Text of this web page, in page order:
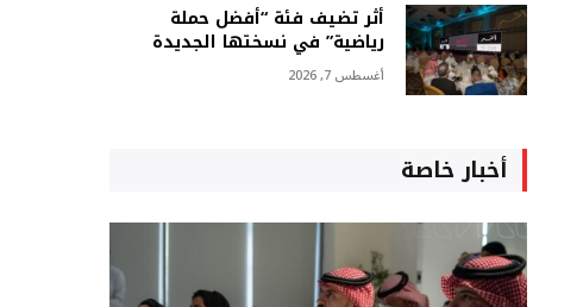
أثر تضيف فئة “أفضل حملة
رياضية” في نسختها الجديدة
أغسطس 7, 2026
أخبار خاصة